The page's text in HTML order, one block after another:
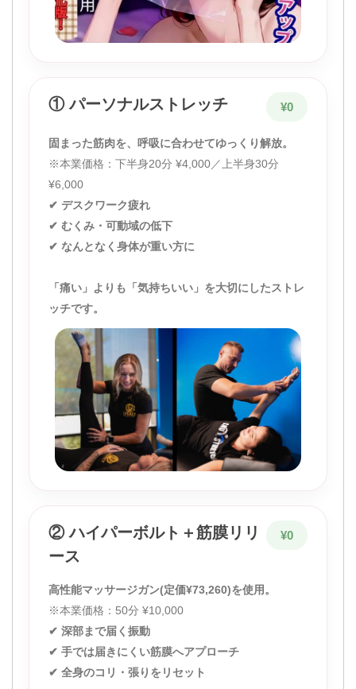
① パーソナルストレッチ ¥0
固まった筋肉を、呼吸に合わせてゆっくり解放。
※本業価格：下半身20分 ¥4,000／上半身30分
¥6,000
✔ デスクワーク疲れ
✔ むくみ・可動域の低下
✔ なんとなく身体が重い方に
「痛い」よりも「気持ちいい」を大切にしたストレ
ッチです。
② ハイパーボルト＋筋膜リリ
ース
¥0
高性能マッサージガン(定価¥73,260)を使用。
※本業価格：50分 ¥10,000
✔ 深部まで届く振動
✔ 手では届きにくい筋膜へアプローチ
✔ 全身のコリ・張りをリセット